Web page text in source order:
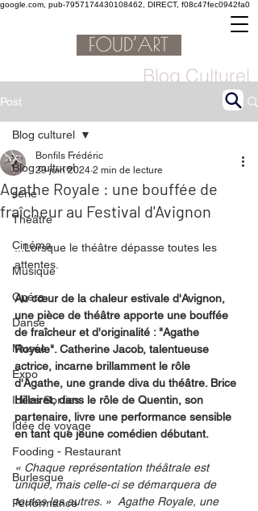
google.com, pub-7957174430108462, DIRECT, f08c47fec0942fa0
Blog Culturel
Post
Blog culturel
serie
Théâtre
Cinéma
Musique
Opéra
Danse
Musée
Expo
Idées Sorties
Idée de voyage
Fooding - Restaurant
Burlesque
Performance
Blog culturel
Agathe Royale : une bouffée de
fraîcheur au Festival d'Avignon
Bonfils Frédéric
29 juin 2024 2 min de lecture
...Lorsque le théâtre dépasse toutes les
attentes.
Au cœur de la chaleur estivale d'Avignon,
une pièce de théâtre apporte une bouffée
de fraîcheur et d'originalité : "Agathe
Royale". Catherine Jacob, talentueuse
actrice, incarne brillamment le rôle
d'Agathe, une grande diva du théâtre. Brice
Hillairet, dans le rôle de Quentin, son
partenaire, livre une performance sensible
en tant que jeune comédien débutant.
« Chaque représentation théâtrale est
unique, mais celle-ci se démarquera de
toutes les autres. »  Agathe Royale, une